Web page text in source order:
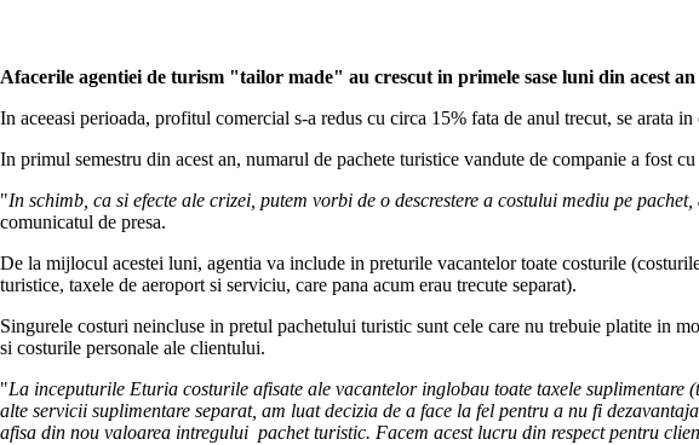
Afacerile agentiei de turism "tailor made" au crescut in primele sase luni din acest
In aceeasi perioada, profitul comercial s-a redus cu circa 15% fata de anul trecut, se arata
In primul semestru din acest an, numarul de pachete turistice vandute de companie a fost
"In schimb, ca si efecte ale crizei, putem vorbi de o descrestere a costului mediu pe
comunicatul de presa.
De la mijlocul acestei luni, agentia va include in preturile vacantelor toate costurile
turistice, taxele de aeroport si serviciu, care pana acum erau trecute separat).
Singurele costuri neincluse in pretul pachetului turistic sunt cele care nu trebuie platite in
si costurile personale ale clientului.
"La inceputurile Eturia costurile afisate ale vacantelor inglobau toate taxele
alte servicii suplimentare separat, am luat decizia de a face la fel pentru a nu fi
afisa din nou valoarea intregului pachet turistic. Facem acest lucru din respect pentru